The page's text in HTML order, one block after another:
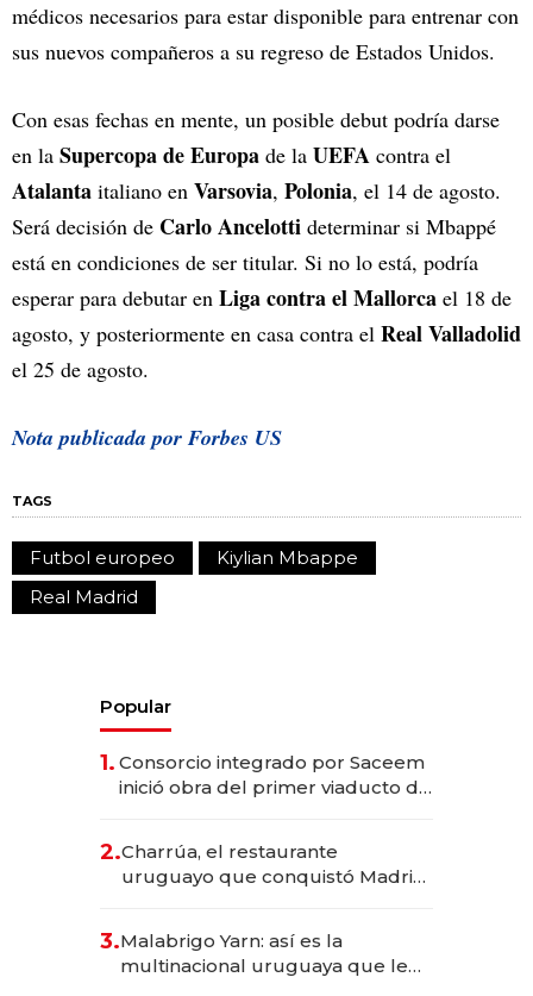
médicos necesarios para estar disponible para entrenar con
sus nuevos compañeros a su regreso de Estados Unidos.
Con esas fechas en mente, un posible debut podría darse
en la Supercopa de Europa de la UEFA contra el
Atalanta italiano en Varsovia, Polonia, el 14 de agosto.
Será decisión de Carlo Ancelotti determinar si Mbappé
está en condiciones de ser titular. Si no lo está, podría
esperar para debutar en Liga contra el Mallorca el 18 de
agosto, y posteriormente en casa contra el Real Valladolid
el 25 de agosto.
Nota publicada por Forbes US
TAGS
Futbol europeo
Kiylian Mbappe
Real Madrid
Popular
1. Consorcio integrado por Saceem
inició obra del primer viaducto de
millones
2.Charrúa, el restaurante
uruguayo que conquistó Madrid:
anticipación y prepara apertura
3.Malabrigo Yarn: así es la
multinacional uruguaya que le